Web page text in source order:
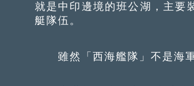
就是中印邊境的班公湖，主要
艇隊伍。
雖然「西海艦隊」不是海軍